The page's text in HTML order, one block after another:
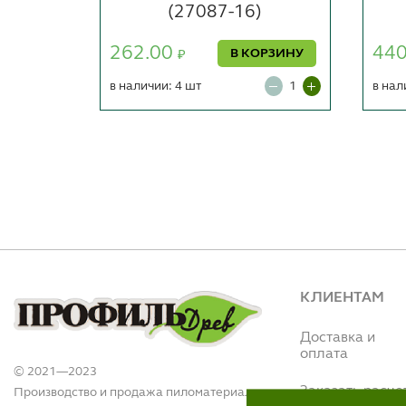
(27087-16)
262.00 ₽ В КОРЗИНУ
в наличии: 4 шт в
© 2021—2023
Производство и продажа пиломатериалов
КЛИЕНТАМ
Доставка и
оплата
Заказать